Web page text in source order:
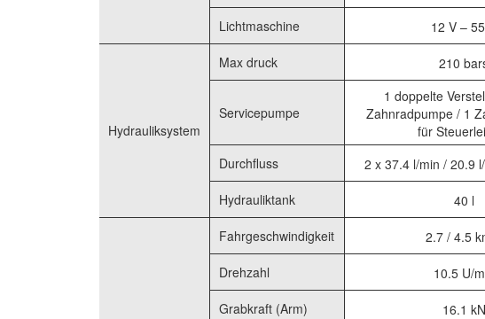
Lichtmaschine
12 V –
Hydrauliksystem
Max druck 210
Servicepumpe
1 doppelte
Zahnradpumpe / 1
für
Durchfluss
2 x 37.4 l/min / 20.9
Hydrauliktank
40 l
Fahrgeschwindigkeit
2.7 / 4.5
Drehzahl
10.5 U/
Grabkraft (Arm)
16.1 kN